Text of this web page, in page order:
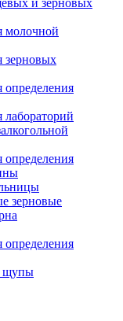
и зерновых
молочной
зерновых
определения
лабораторий
определения
зерновые
определения
щупы